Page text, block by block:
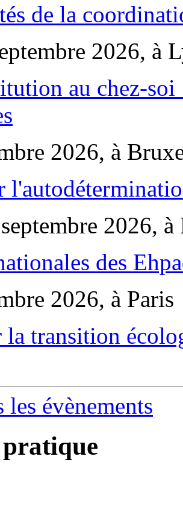
de la
2026, à
au chez-
2026, à
2026, à
des
2026, à Paris
transition
évènements
pratique